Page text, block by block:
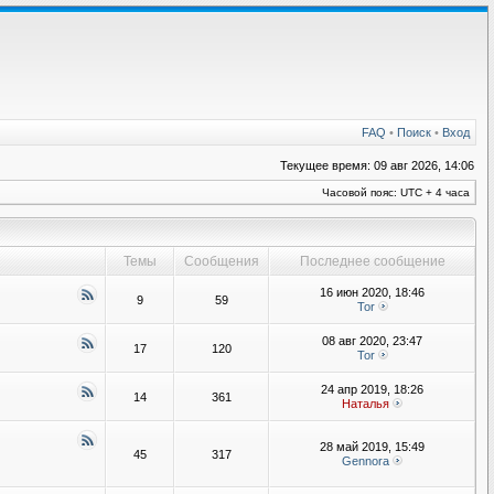
FAQ • Поиск • Вход
Текущее время: 09 авг 2026, 14:06
Часовой пояс: UTC + 4 часа
Темы Сообщения
Последнее сообщение
9 59
16 июн 2020, 18:46
Tor
17 120
08 авг 2020, 23:47
Tor
14 361
24 апр 2019, 18:26
Наталья
45 317
28 май 2019, 15:49
Gennora